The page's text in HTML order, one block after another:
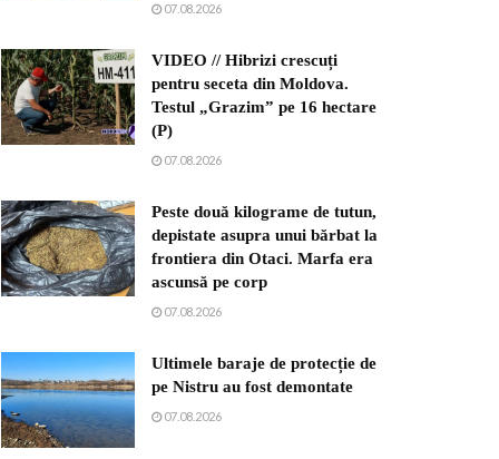
07.08.2026
VIDEO // Hibrizi crescuți
pentru seceta din Moldova.
Testul „Grazim” pe 16 hectare
(P)
07.08.2026
Peste două kilograme de tutun,
depistate asupra unui bărbat la
frontiera din Otaci. Marfa era
ascunsă pe corp
07.08.2026
Ultimele baraje de protecție de
pe Nistru au fost demontate
07.08.2026